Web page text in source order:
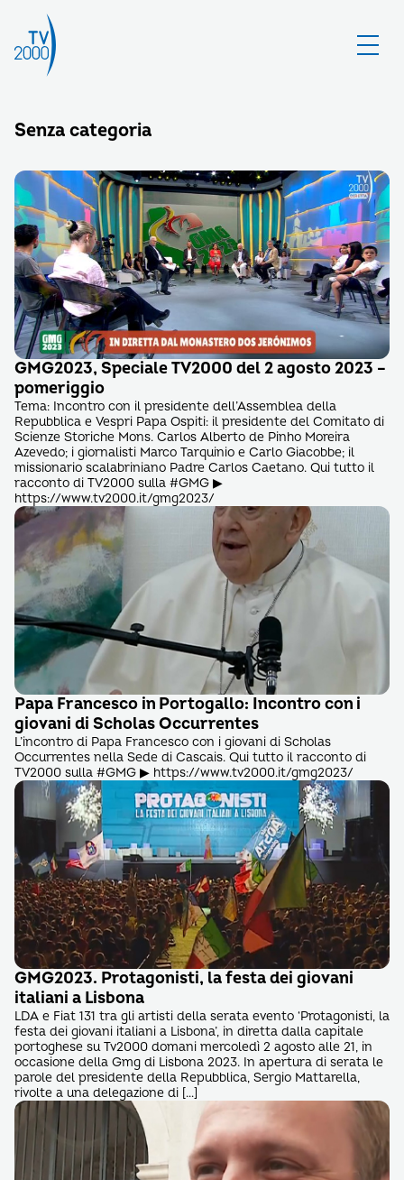
Senza categoria
GMG2023, Speciale TV2000 del 2 agosto 2023 –
pomeriggio
Tema: Incontro con il presidente dell’Assemblea della
Repubblica e Vespri Papa Ospiti: il presidente del Comitato di
Scienze Storiche Mons. Carlos Alberto de Pinho Moreira
Azevedo; i giornalisti Marco Tarquinio e Carlo Giacobbe; il
missionario scalabriniano Padre Carlos Caetano. Qui tutto il
racconto di TV2000 sulla #GMG ▶
https://www.tv2000.it/gmg2023/
Papa Francesco in Portogallo: Incontro con i
giovani di Scholas Occurrentes
L’incontro di Papa Francesco con i giovani di Scholas
Occurrentes nella Sede di Cascais. Qui tutto il racconto di
TV2000 sulla #GMG ▶ https://www.tv2000.it/gmg2023/
GMG2023. Protagonisti, la festa dei giovani
italiani a Lisbona
LDA e Fiat 131 tra gli artisti della serata evento ‘Protagonisti, la
festa dei giovani italiani a Lisbona’, in diretta dalla capitale
portoghese su Tv2000 domani mercoledì 2 agosto alle 21, in
occasione della Gmg di Lisbona 2023. In apertura di serata le
parole del presidente della Repubblica, Sergio Mattarella,
rivolte a una delegazione di […]